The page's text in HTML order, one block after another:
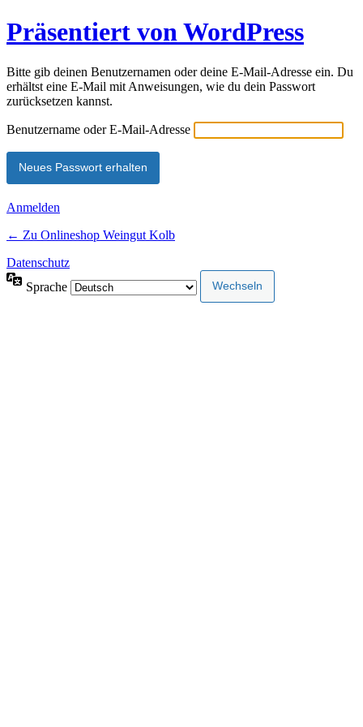
Präsentiert von WordPress
Bitte gib deinen Benutzernamen oder deine E-Mail-Adresse ein. Du
erhältst eine E-Mail mit Anweisungen, wie du dein Passwort
zurücksetzen kannst.
Benutzername oder E-Mail-Adresse
Anmelden
← Zu Onlineshop Weingut Kolb
Datenschutz
Sprache